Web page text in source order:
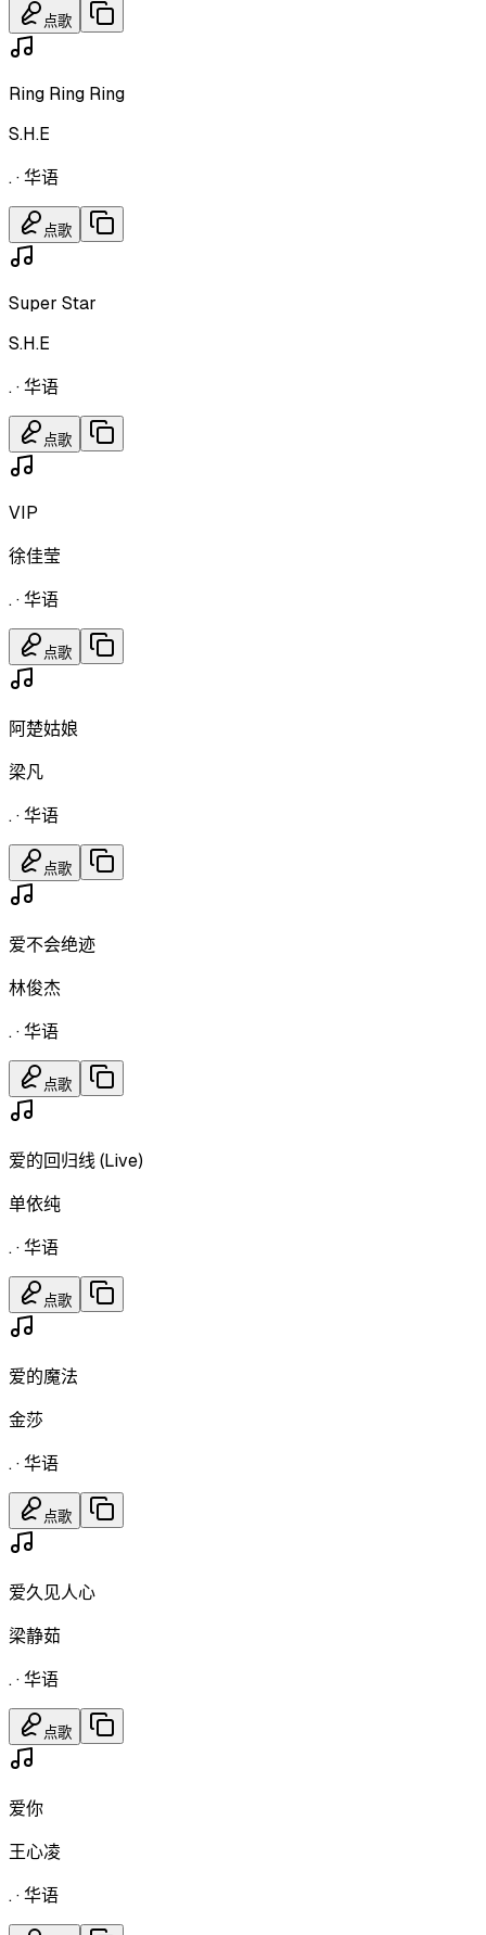
点歌
Ring Ring Ring
S.H.E
.·华语
点歌
Super Star
S.H.E
.·华语
点歌
VIP
徐佳莹
.·华语
点歌
阿楚姑娘
梁凡
.·华语
点歌
爱不会绝迹
林俊杰
.·华语
点歌
爱的回归线 (Live)
单依纯
.·华语
点歌
爱的魔法
金莎
.·华语
点歌
爱久见人心
梁静茹
.·华语
点歌
爱你
王心凌
.·华语